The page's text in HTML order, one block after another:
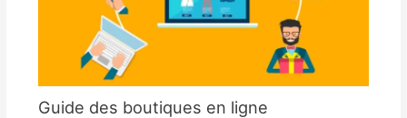
Guide des boutiques en ligne